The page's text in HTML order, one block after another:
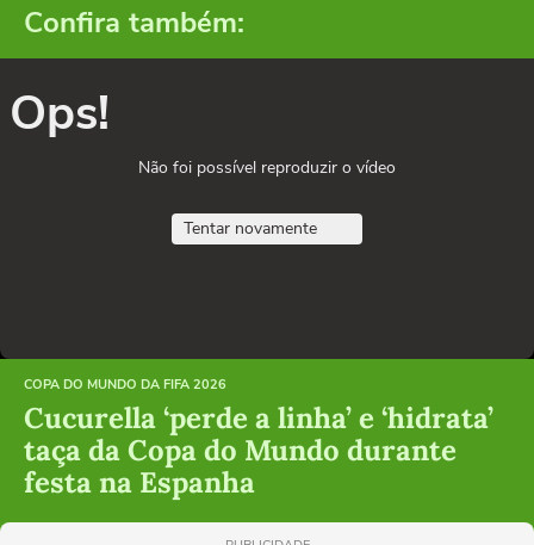
Confira também:
Ops!
Não foi possível reproduzir o vídeo
Tentar novamente
COPA DO MUNDO DA FIFA 2026
Cucurella ‘perde a linha’ e ‘hidrata’
taça da Copa do Mundo durante
festa na Espanha